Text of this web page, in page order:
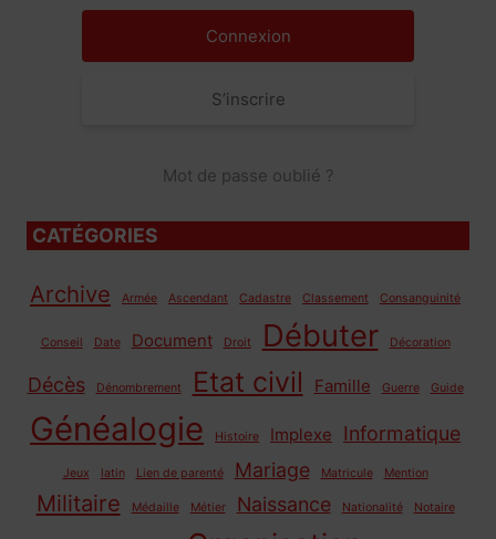
S’inscrire
Mot de passe oublié ?
CATÉGORIES
Archive Armée Ascendant Cadastre Classement Consanguinité
Conseil Date Document Droit Débuter Décoration
Décès Dénombrement Etat civil Famille Guerre Guide
Généalogie Histoire Implexe Informatique
Jeux latin Lien de parenté Mariage Matricule Mention
Militaire Médaille Métier Naissance Nationalité Notaire